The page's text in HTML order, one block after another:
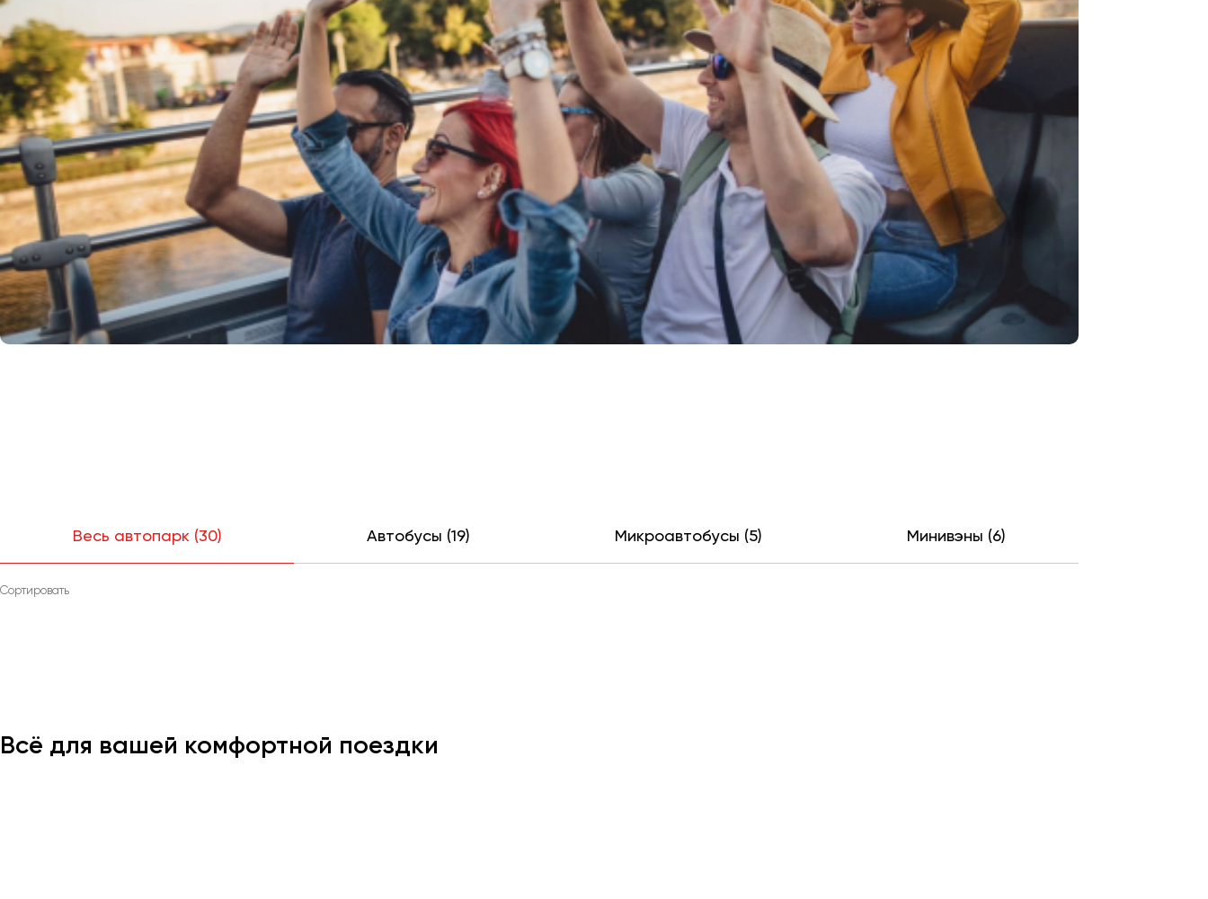
Весь автопарк (30) Автобусы (19) Микроавтобусы (5) Минивэны (6)
Всё для вашей комфортной поездки